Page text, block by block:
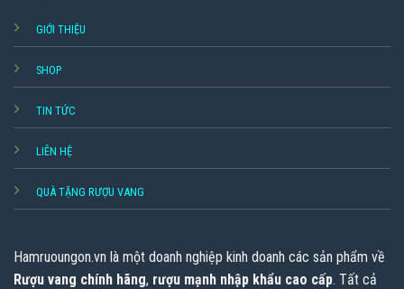
GIỚI THIỆU
SHOP
TIN TỨC
LIÊN HỆ
QUÀ TẶNG RƯỢU VANG
Hamruoungon.vn là một doanh nghiệp kinh doanh các sản phẩm về
Rượu vang chính hãng, rượu mạnh nhập khẩu cao cấp. Tất cả